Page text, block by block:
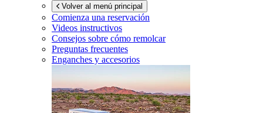
Volver al menú principal
Comienza una reservación
Videos instructivos
Consejos sobre cómo remolcar
Preguntas frecuentes
Enganches y accesorios